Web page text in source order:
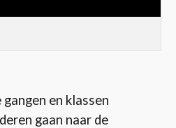
en klassen
gaan naar de